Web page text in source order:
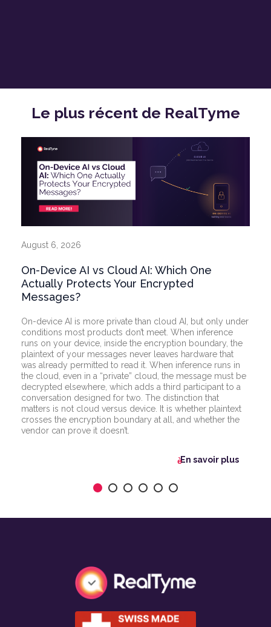
Le plus récent de RealTyme
August 6, 2026
On-Device AI vs Cloud AI: Which One
Actually Protects Your Encrypted
Messages?
On-device AI is more private than cloud AI, but only under
conditions most products don’t meet. When inference
runs on your device, inside the encryption boundary, the
plaintext of your messages never leaves hardware that
was already permitted to read it. When inference runs in
the cloud, even in a “private” cloud, the message must be
decrypted elsewhere, which adds a third participant to a
conversation designed for two. The distinction that
matters is not cloud versus device. It is whether plaintext
crosses the encryption boundary at all, and whether the
vendor can prove it doesn’t.
En savoir plus
flèche_vers